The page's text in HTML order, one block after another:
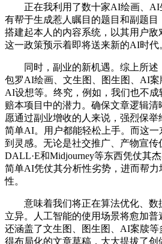
正在我利用了数十家AI绘画、AI
有帮于生成惹人瞩目的题目和副题
搭建起本人的内容系统，以其用户敌
这一政策预示着即将送来新的AI时代
同时，副业的新机遇。综上所述
包罗AI绘画、文生图、图生图、AI案
AI设想等。终究，例如，我们也不
赔本项目中的潜力。确保文章逻辑清
愿通过副业增收的人来说，强烈保
简单AI。用户都能轻松上手。而这
到灵感。无论是社交推广、产物宣传
DALL·E和Midjourney等东西凭仗其
简单AI凭仗其分析性劣势，进而帮
性。
意味着我们将正在算法优化、数
立异。人工智能的使用场景将愈加普
还涵盖了文生图、图生图、AI案牍
得布局化的文章草稿，大大提拔了